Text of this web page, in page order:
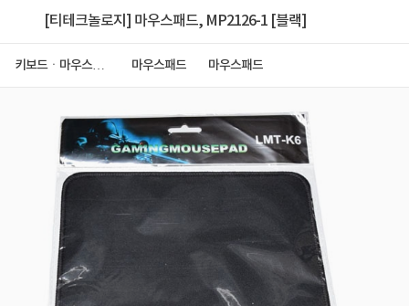
[티테크놀로지] 마우스패드, MP2126-1 [블랙]
키보드ㆍ마우스ㆍ
마우스패드 마우스패드